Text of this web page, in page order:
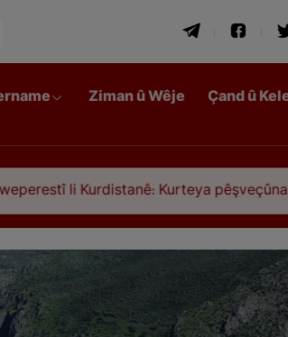
Ziman û Wêje Çand û
Kurteya pêşveçûna dirokî û